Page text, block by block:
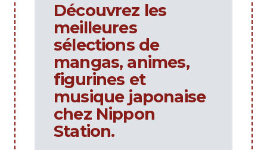
Découvrez les
meilleures
sélections de
mangas, animes,
figurines et
musique japonaise
chez Nippon
Station.